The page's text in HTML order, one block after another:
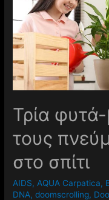
Τρία
τους
στο σπίτι
AIDS, AQUA Carpatica,
DNA,doomscrolling,